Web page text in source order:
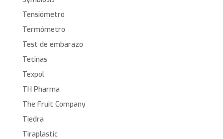
Tensiómetro
Termómetro
Test de embarazo
Tetinas
Texpol
TH Pharma
The Fruit Company
Tiedra
Tiraplastic